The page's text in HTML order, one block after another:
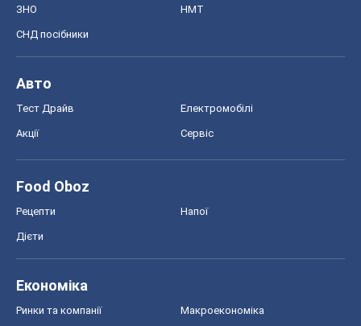
ЗНО НМТ
СНД посібники
Авто
Тест Драйв Електромобілі
Акції Сервіс
Food Oboz
Рецепти Напої
Дієти
Економіка
Ринки та компанії Макроекономіка